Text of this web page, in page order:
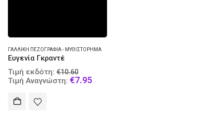
ΓΑΛΛΙΚΉ ΠΕΖΟΓΡΑΦΊΑ - ΜΥΘΙΣΤΌΡΗΜΑ
Ευγενία Γκραντέ
Τιμή εκδότη: €10.60
price
Τιμή Αναγνώστη: €7.95Current